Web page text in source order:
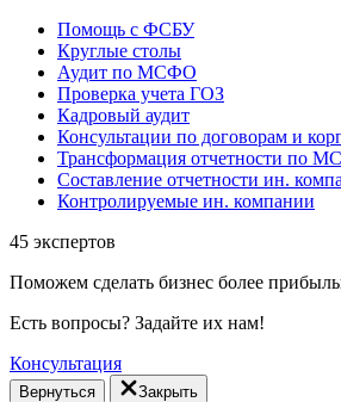
Помощь с ФСБУ
Круглые столы
Аудит по МСФО
Проверка учета ГОЗ
Кадровый аудит
Консультации по договорам и
Трансформация отчетности по
Составление отчетности ин.
Контролируемые ин. компании
45 экспертов
Поможем сделать бизнес более
Есть вопросы? Задайте их нам!
Консультация
Вернуться
Закрыть